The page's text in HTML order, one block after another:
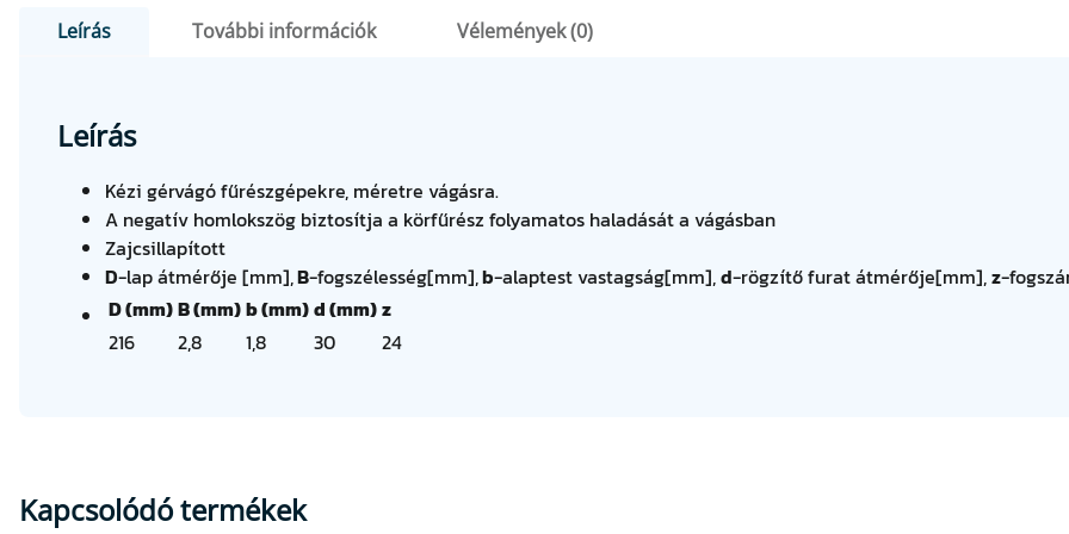
Leírás További információk Vélemények (0)
Leírás
Kézi gérvágó fűrészgépekre, méretre vágásra.
A negatív homlokszög biztosítja a körfűrész folyamatos haladását a vágásban
Zajcsillapított
D-lap átmérője [mm],B-fogszélesség[mm],b-alaptest vastagság[mm],d-rögzítő furat átmérője[mm],z-
D (mm)B (mm)b (mm)d (mm)z
216
2,8 1,8 30 24
Kapcsolódó termékek